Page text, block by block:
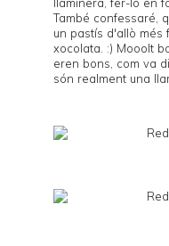
També confessaré,
un pastís d'allò més
xocolata. :) Mooolt
eren bons, com va
són realment una